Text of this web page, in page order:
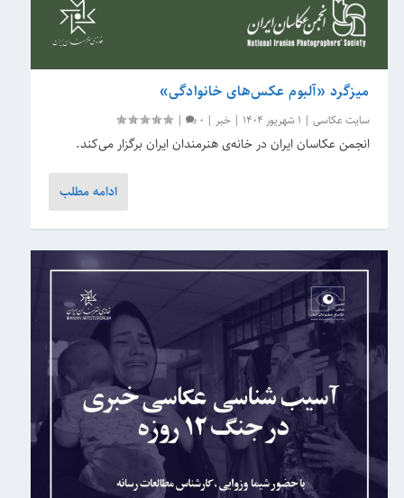
میزگرد «آلبوم عکس‌های خانوادگی»
سایت عکاسی | 1 شهریور 1404 | خبر |
0
|
انجمن عکاسان ایران در خانه‌ی هنرمندان ایران برگزار می‌کند.
ادامه مطلب